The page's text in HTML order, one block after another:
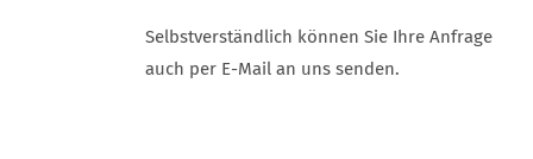
Selbstverständlich können Sie Ihre Anfrage
auch per E-Mail an uns senden.